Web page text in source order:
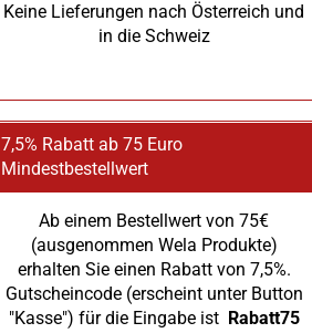
Keine Lieferungen nach Österreich und
in die Schweiz
7,5% Rabatt ab 75 Euro
Mindestbestellwert
Ab einem Bestellwert von 75€
(ausgenommen Wela Produkte)
erhalten Sie einen Rabatt von 7,5%.
Gutscheincode (erscheint unter Button
"Kasse") für die Eingabe ist Rabatt75